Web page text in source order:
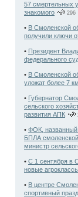
57 смертельных
знакомого
296
• В Смоленской
получили ключи
• Президент
федерального
• В Смоленской
уложат более 7
• Губернатор
сельского
развития АПК
• ФОК, названный
БПЛА
министр
• С 1 сентября в
новые агроклассы
• В центре
спортивный